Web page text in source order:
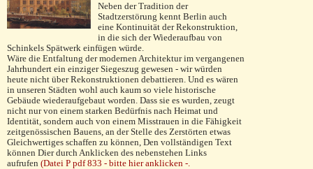
Neben der Tradition der
Stadtzerstörung kennt Berlin auch
eine Kontinuität der Rekonstruktion,
in die sich der Wiederaufbau von
Schinkels Spätwerk einfügen würde.
Wäre die Entfaltung der modernen Architektur im ver­gan­genen
Jahrhundert ein einziger Siegeszug gewesen - wir würden
heute nicht über Rekonstruktionen debattieren. Und es wären
in unseren Städten wohl auch kaum so viele historische
Gebäude wiederaufgebaut worden. Dass sie es wurden, zeugt
nicht nur von einem starken Bedürfnis nach Heimat und
Identität, sondern auch von einem Miss­trauen in die Fähigkeit
zeitgenössischen Bauens, an der Stelle des Zerstörten etwas
Gleichwertiges schaffen zu können, Den vollständigen Text
können Dier durch Anklicken des nebenstehen Links
aufrufen (Datei P pdf 833 - bitte hier anklicken -.